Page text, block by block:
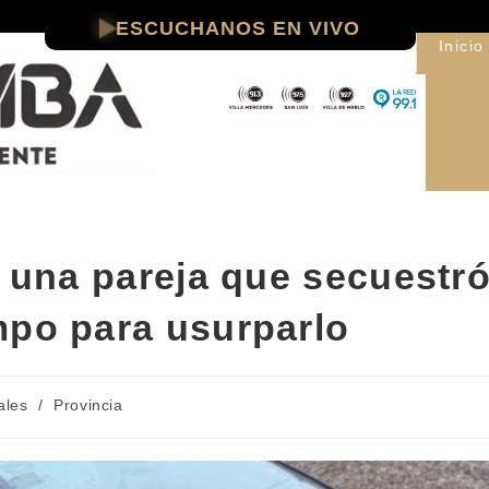
ESCUCHANOS EN VIVO
Inicio
pareja que
para usurparlo
/ Provincia